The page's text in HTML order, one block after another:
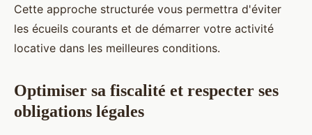
Cette approche structurée vous permettra d'éviter
les écueils courants et de démarrer votre activité
locative dans les meilleures conditions.
Optimiser sa fiscalité et respecter ses
obligations légales